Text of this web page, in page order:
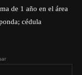
de 1 año en el área
cédula